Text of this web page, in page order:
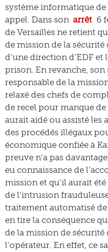
système informatique de
appel. Dans son arrêt 6
de Versailles ne retient
de mission de la
d’une direction d’EDF
prison. En revanche,
responsable de la
relaxé des chefs de
de recel pour manque
aurait aidé ou assisté les
des procédés illégaux
économique confiée à
preuve n’a pas
eu connaissance de
mission et qu’il aurait
de l’intrusion
traitement automatisé de
en tire la conséquence
de la mission de sécurité
l’opérateur. En effet, ce